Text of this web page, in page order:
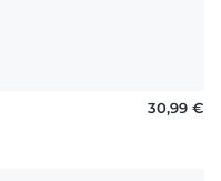
30,99 €